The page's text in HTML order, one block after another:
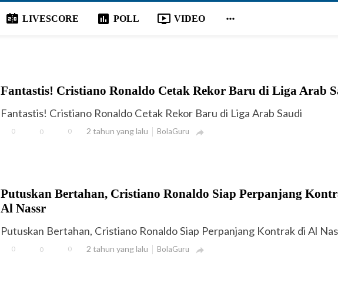
scoreboard LIVESCORE poll POLL ondemand_video VIDEO 
Fantastis! Cristiano Ronaldo Cetak Rekor Baru di Liga Arab
Fantastis! Cristiano Ronaldo Cetak Rekor Baru di Liga Arab Saudi
0 0 0 2 tahun yang lalu BolaGuru 
Putuskan Bertahan, Cristiano Ronaldo Siap Perpanjang
Al Nassr
Putuskan Bertahan, Cristiano Ronaldo Siap Perpanjang Kontrak di Al
0 0 0 2 tahun yang lalu BolaGuru 